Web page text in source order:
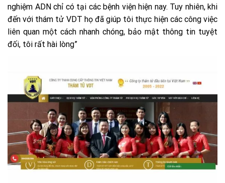
nghiệm ADN chỉ có tại các bệnh viện hiện nay. Tuy nhiên, khi
đến với thám tử VDT họ đã giúp tôi thực hiện các công việc
liên quan một cách nhanh chóng, bảo mật thông tin tuyệt
đối, tôi rất hài lòng”